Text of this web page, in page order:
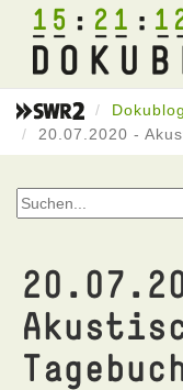
15 21
Dokublog
20.07.2020 -